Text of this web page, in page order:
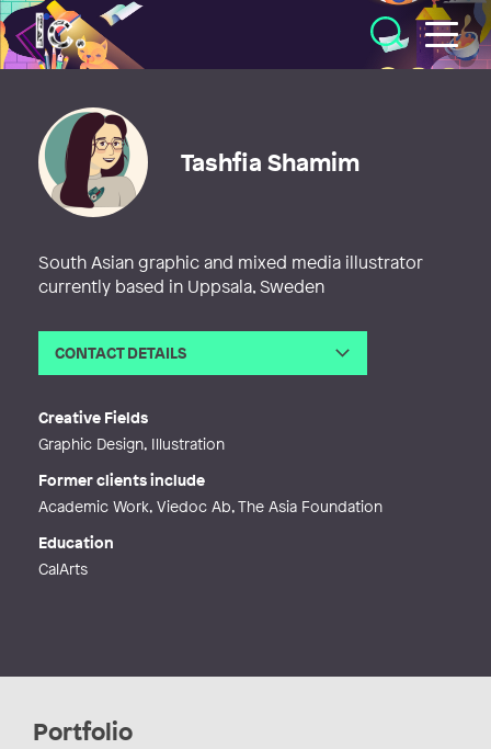
Illustratörcentrum
Tashfia Shamim
South Asian graphic and mixed media illustrator
currently based in Uppsala, Sweden
CONTACT DETAILS
m/gallery
Creative Fields
Graphic Design, Illustration
Former clients include
Academic Work, Viedoc Ab, The Asia Foundation
Education
CalArts
Portfolio